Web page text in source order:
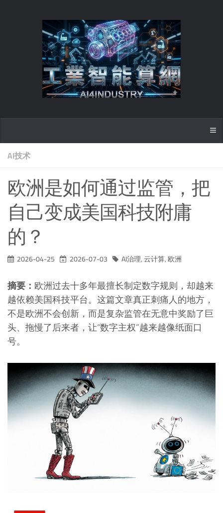
AI技术
欧洲是如何通过监管，把
自己变成美国科技附庸
的？
2026-04-25 2026-07-03 AI治理,云计算,欧洲
摘要： 欧洲过去十多年最擅长制定数字规则，却越来
越依赖美国科技平台。这篇文章真正刺痛人的地方，
不是欧洲不会创新，而是复杂监管在无意中奖励了巨
头、拖慢了后来者，让“数字主权”越来越像纸面口
号。